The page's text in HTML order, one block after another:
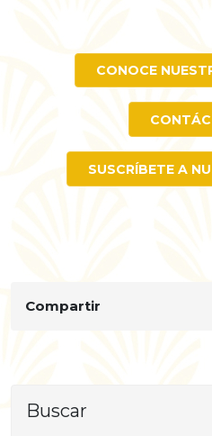
CONOCE
SUSCRÍBETE A
Compartir
Buscar